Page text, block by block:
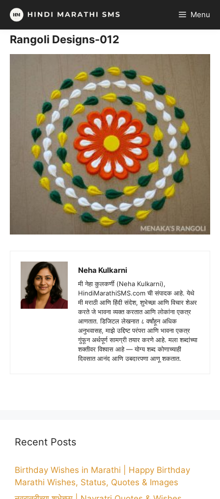
Skip
content
Menu
Rangoli Designs-012
Neha Kulkarni
मी नेहा कुलकर्णी (Neha Kulkarni),
HindiMarathiSMS.com ची संपादक आहे. येथे
मी मराठी आणि हिंदी संदेश, शुभेच्छा आणि विचार शेअर
करते जे भावना व्यक्त करतात आणि लोकांना एकत्र
आणतात. डिजिटल लेखनात ८ वर्षांहून अधिक
अनुभवासह, माझे उद्दिष्ट परंपरा आणि भावना एकत्र
गुंफून अर्थपूर्ण सामग्री तयार करणे आहे. मला शब्दांच्या
शक्तीवर विश्वास आहे — योग्य शब्द कोणाच्याही
दिवसात आनंद आणि उबदारपणा आणू शकतात.
Recent Posts
Birthday Wishes in Marathi | Happy Birthday
Marathi Wishes, Status, Quotes & Images